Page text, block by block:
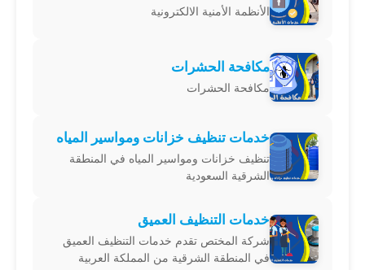
الأنظمة الأمنية الالكترونية
مكافحة الحشرات
مكافحة الحشرات
خدمات تنظيف خزانات ومواسير المياه
تنظيف خزانات ومواسير المياه في المنطقة
الشرقية السعودية
خدمات التنظيف العميق
شركة المختص تقدم خدمات التنظيف العميق
في المنطقة الشرقية من المملكة العربية